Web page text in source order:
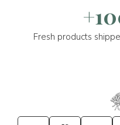
Fresh products